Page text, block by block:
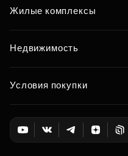
Жилые комплексы
Недвижимость
Условия покупки